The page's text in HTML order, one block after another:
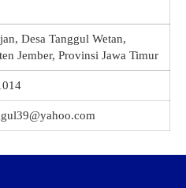
Desa Tanggul Wetan,
Jember, Provinsi Jawa Timur